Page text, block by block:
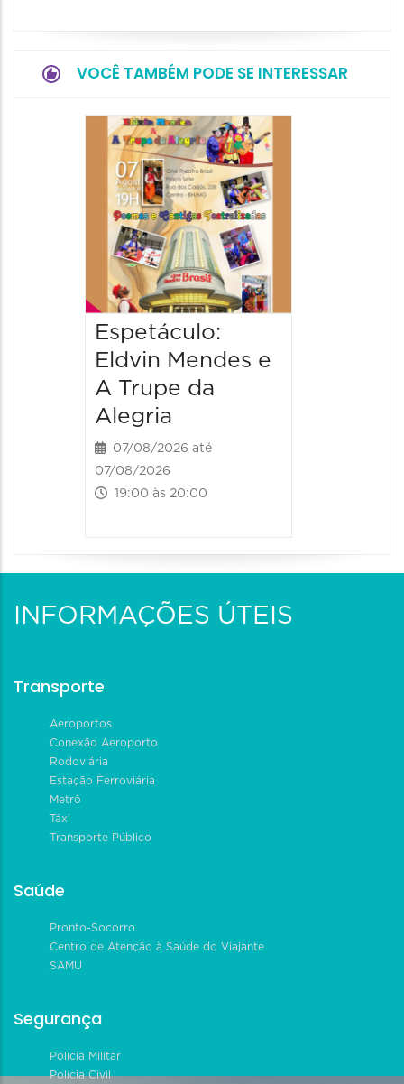
VOCÊ TAMBÉM PODE SE INTERESSAR
Espetáculo:
Eldvin Mendes e
A Trupe da
Alegria
07/08/2026 até
07/08/2026
19:00 às 20:00
INFORMAÇÕES ÚTEIS
Transporte
Aeroportos
Conexão Aeroporto
Rodoviária
Estação Ferroviária
Metrô
Táxi
Transporte Público
Saúde
Pronto-Socorro
Centro de Atenção à Saúde do Viajante
SAMU
Segurança
Polícia Militar
Polícia Civil